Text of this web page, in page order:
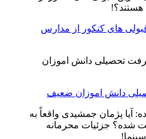
قبولی های کنکور از مدارس
دانش اموزان ضعیف